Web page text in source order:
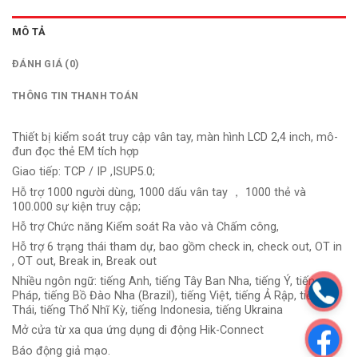
MÔ TẢ
ĐÁNH GIÁ (0)
THÔNG TIN THANH TOÁN
Thiết bị kiểm soát truy cập vân tay, màn hình LCD 2,4 inch, mô-
đun đọc thẻ EM tích hợp
Giao tiếp: TCP / IP ,ISUP5.0;
Hỗ trợ 1000 người dùng, 1000 dấu vân tay ， 1000 thẻ và
100.000 sự kiện truy cập;
Hỗ trợ Chức năng Kiểm soát Ra vào và Chấm công,
Hỗ trợ 6 trạng thái tham dự, bao gồm check in, check out, OT in
, OT out, Break in, Break out
Nhiều ngôn ngữ: tiếng Anh, tiếng Tây Ban Nha, tiếng Ý, tiếng
Pháp, tiếng Bồ Đào Nha (Brazil), tiếng Việt, tiếng Ả Rập, tiếng
Thái, tiếng Thổ Nhĩ Kỳ, tiếng Indonesia, tiếng Ukraina
Mở cửa từ xa qua ứng dụng di động Hik-Connect
Báo động giả mạo.